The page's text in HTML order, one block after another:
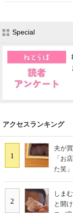
Special
アクセスランキング
1
夫が
「お
た笑
2
しま
と開